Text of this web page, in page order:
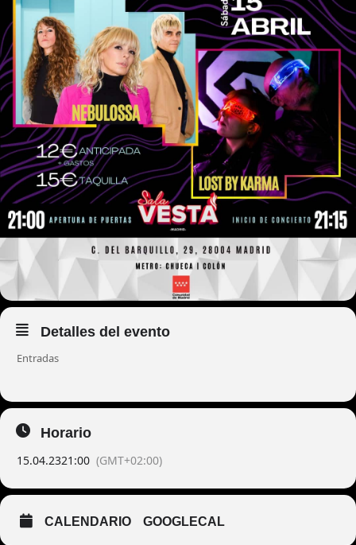
Detalles del evento
Entradas
Horario
15.04.2321:00 (GMT+02:00)
CALENDARIO GOOGLECAL